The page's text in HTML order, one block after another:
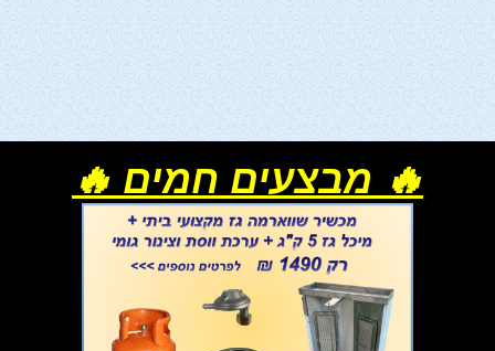
🔥 מבצעים חמים 🔥